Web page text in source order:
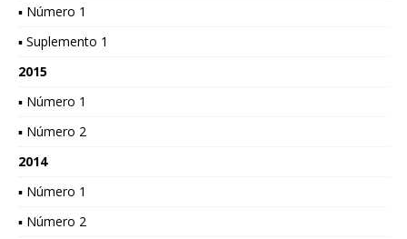
▪ Número 1
▪ Suplemento 1
2015
▪ Número 1
▪ Número 2
2014
▪ Número 1
▪ Número 2